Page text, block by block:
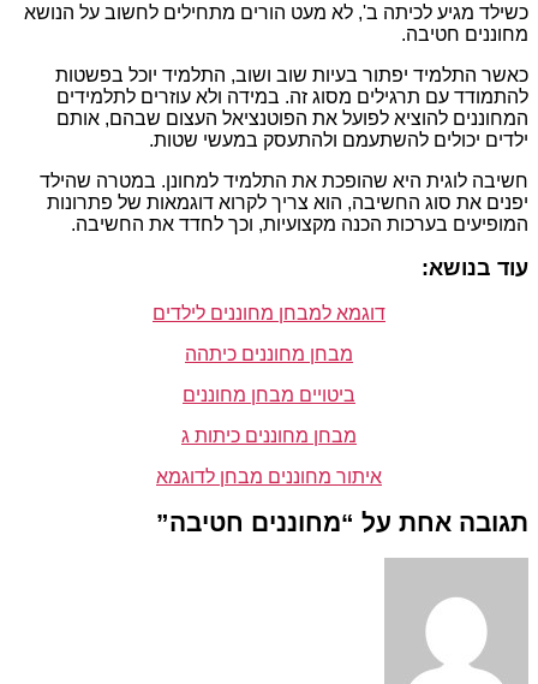
כשילד מגיע לכיתה ב', לא מעט הורים מתחילים לחשוב על הנושא
מחוננים חטיבה.
כאשר התלמיד יפתור בעיות שוב ושוב, התלמיד יוכל בפשטות
להתמודד עם תרגילים מסוג זה. במידה ולא עוזרים לתלמידים
המחוננים להוציא לפועל את הפוטנציאל העצום שבהם, אותם
ילדים יכולים להשתעמם ולהתעסק במעשי שטות.
חשיבה לוגית היא שהופכת את התלמיד למחונן. במטרה שהילד
יפנים את סוג החשיבה, הוא צריך לקרוא דוגמאות של פתרונות
המופיעים בערכות הכנה מקצועיות, וכך לחדד את החשיבה.
עוד בנושא:
דוגמא למבחן מחוננים לילדים
מבחן מחוננים כיתהה
ביטויים מבחן מחוננים
מבחן מחוננים כיתות ג
איתור מחוננים מבחן לדוגמא
תגובה אחת על “מחוננים חטיבה”